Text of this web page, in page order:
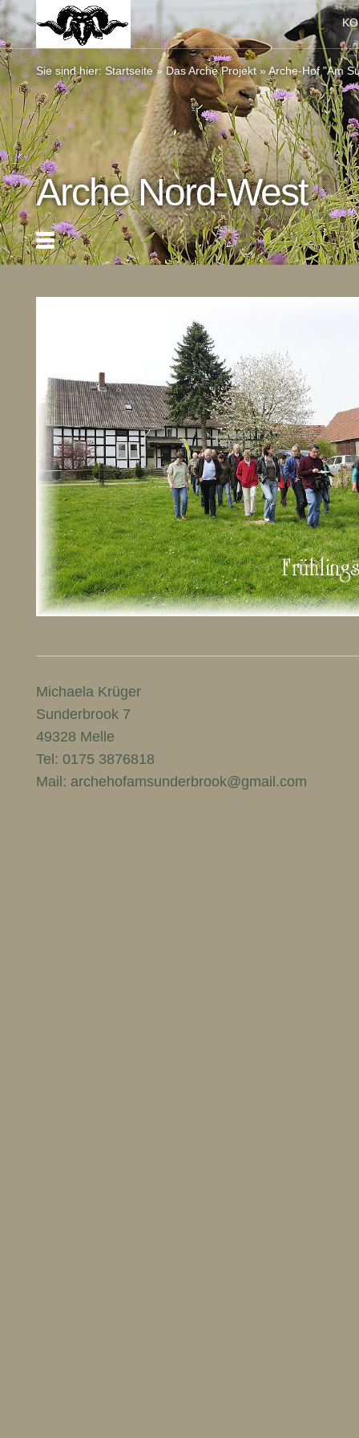
Sie sind hier: Startseite»Das Arche Projekt »Arche-Hof "Am
Arche Nord-West
Michaela Krüger
Sunderbrook 7
49328 Melle
Tel: 0175 3876818
Mail: archehofamsunderbrook@gmail.com